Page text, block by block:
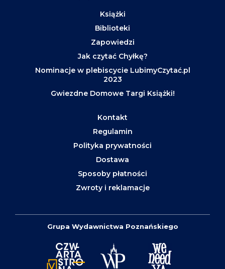
Książki
Biblioteki
Zapowiedzi
Jak czytać Chyłkę?
Nominacje w plebiscycie LubimyCzytać.pl
2023
Gwiezdne Domowe Targi Książki!
Kontakt
Regulamin
Polityka prywatności
Dostawa
Sposoby płatności
Zwroty i reklamacje
Grupa Wydawnictwa Poznańskiego